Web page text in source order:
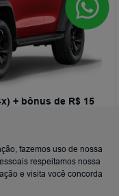
+ bônus de R$ 15
potência combinada,
três bloqueios
condução off-road,
GWM e condução
fazemos uso de nossa
respeitamos nossa
e visita você concorda